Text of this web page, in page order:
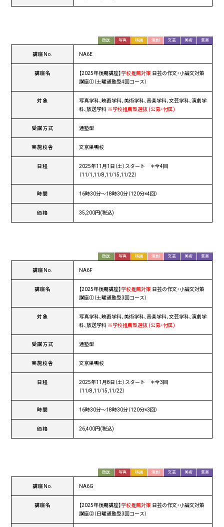
放送 写真 映画 演劇 文芸 美術 音楽
講座No. NA6E
講座名 【2025年後期講座】 学校推薦対策 日芸の作文・小論文対策
講座①（土曜通塾型4回コース）
対象
写真学科、映画学科、美術学科、音楽学科、文芸学科、演劇学
科、放送学科 ※学校推薦型選抜 (公募・付属)
受講方式 通塾型
実施校舎 文京巣鴨校
日程
2025年11月1日（土）スタート ＊全4回
（11/1,11/8,11/15,11/22）
時間 16時30分〜18時30分（120分×4回）
価格 35,200円(税込)
放送 写真 映画 演劇 文芸 美術 音楽
講座No. NA6F
講座名 【2025年後期講座】 学校推薦対策 日芸の作文・小論文対策
講座①（土曜通塾型3回コース）
対象
写真学科、映画学科、美術学科、音楽学科、文芸学科、演劇学
科、放送学科 ※学校推薦型選抜 (公募・付属)
受講方式 通塾型
実施校舎 文京巣鴨校
日程
2025年11月8日（土）スタート ＊全3回
（11/8,11/15,11/22）
時間 16時30分〜18時30分（120分×3回）
価格 26,400円(税込)
放送 写真 映画 演劇 文芸 美術 音楽
講座No. NA6G
講座名 【2025年後期講座】 学校推薦対策 日芸の作文・小論文対策
講座②（日曜通塾型3回コース）